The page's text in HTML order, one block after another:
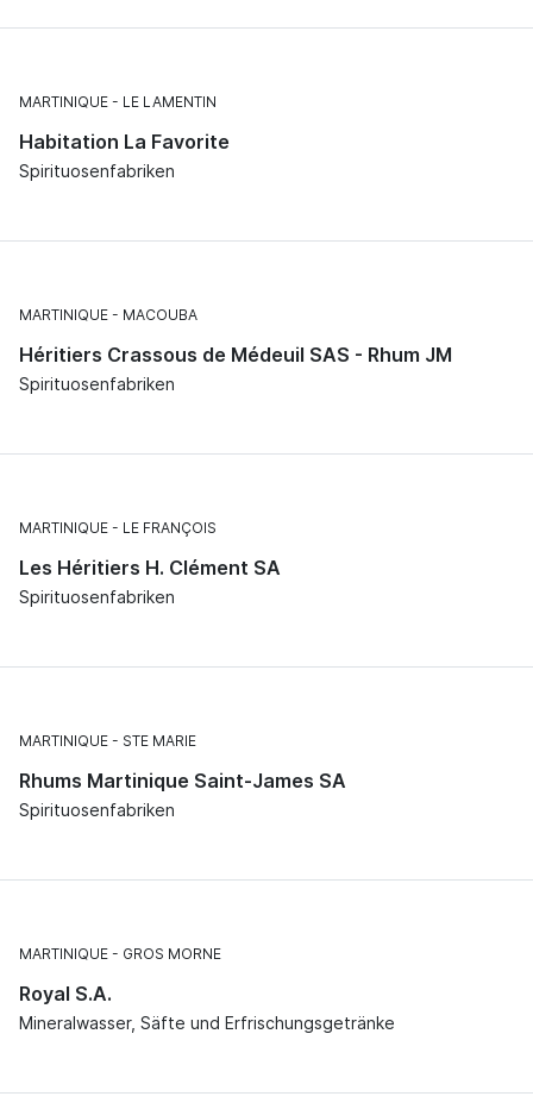
MARTINIQUE LE LAMENTIN
Habitation La Favorite
Spirituosenfabriken
MARTINIQUE MACOUBA
Héritiers Crassous de Médeuil SAS - Rhum JM
Spirituosenfabriken
MARTINIQUE LE FRANÇOIS
Les Héritiers H. Clément SA
Spirituosenfabriken
MARTINIQUE STE MARIE
Rhums Martinique Saint-James SA
Spirituosenfabriken
MARTINIQUE GROS MORNE
Royal S.A.
Mineralwasser, Säfte und Erfrischungsgetränke